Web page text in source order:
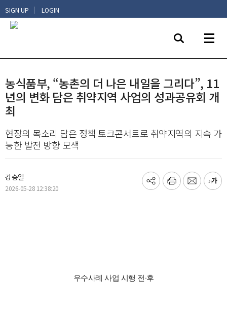
SIGN UP | LOGIN
농식품부, “농촌의 더 나은 내일을 그리다”, 11
년의 변화 담은 취약지역 사업의 성과공유회 개
최
현장의 목소리 담은 정책 토크콘서트로 취약지역의 지속 가
능한 발전 방향 모색
강승일
2026-05-28 12:38:20
기
프
메
글
우수사례 사업 시행 전‧후